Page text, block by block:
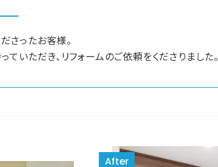
さったお客様。
ただき、リフォームのご依頼をくださりました。